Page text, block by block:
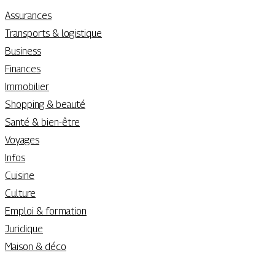
Assurances
Transports & logistique
Business
Finances
Immobilier
Shopping & beauté
Santé & bien-être
Voyages
Infos
Cuisine
Culture
Emploi & formation
Juridique
Maison & déco